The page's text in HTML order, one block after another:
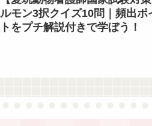
ルモン3択クイズ10問｜頻出ポ
トをプチ解説付きで学ぼう！